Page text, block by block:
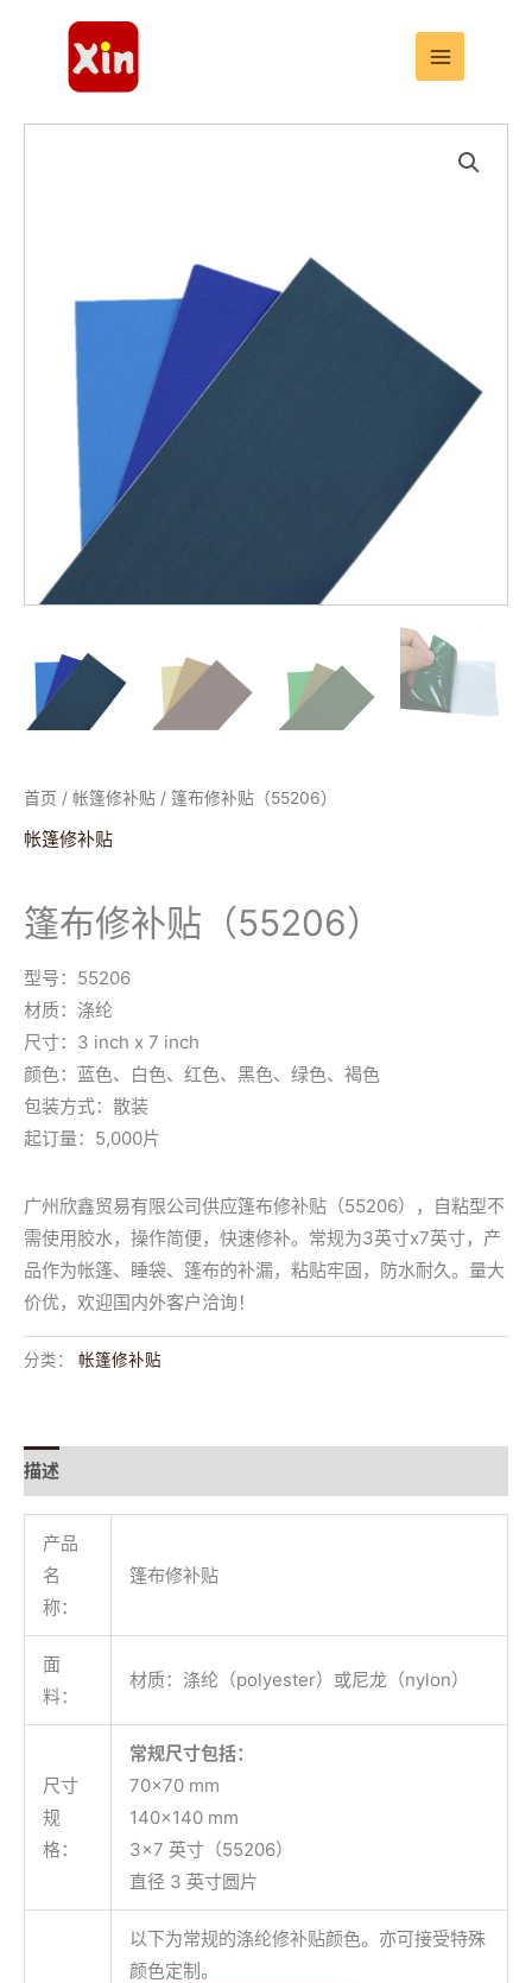
首页 / 帐篷修补贴 / 篷布修补贴（55206）
帐篷修补贴
篷布修补贴（55206）
型号：55206
材质：涤纶
尺寸：3 inch x 7 inch
颜色：蓝色、白色、红色、黑色、绿色、褐色
包装方式：散装
起订量：5,000片
广州欣鑫贸易有限公司供应篷布修补贴（55206），自粘型不
需使用胶水，操作简便，快速修补。常规为3英寸x7英寸，产
品作为帐篷、睡袋、篷布的补漏，粘贴牢固，防水耐久。量大
价优，欢迎国内外客户洽询！
分类： 帐篷修补贴
描述
产品
名
称：
篷布修补贴
面
料：
材质：涤纶（polyester）或尼龙（nylon）
尺寸
规
格：
常规尺寸包括：
70×70 mm
140×140 mm
3×7 英寸（55206）
直径 3 英寸圆片
以下为常规的涤纶修补贴颜色。亦可接受特殊
颜色定制。